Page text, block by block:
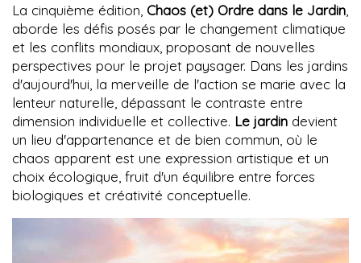
La cinquième édition, Chaos (et) Ordre dans le Jardin
aborde les défis posés par le changement climatique
et les conflits mondiaux, proposant de nouvelles
perspectives pour le projet paysager. Dans les jardins
d'aujourd'hui, la merveille de l'action se marie avec la
lenteur naturelle, dépassant le contraste entre
dimension individuelle et collective. Le jardin devient
un lieu d'appartenance et de bien commun, où le
chaos apparent est une expression artistique et un
choix écologique, fruit d'un équilibre entre forces
biologiques et créativité conceptuelle.